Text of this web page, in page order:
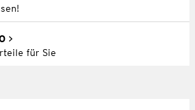
für Sie